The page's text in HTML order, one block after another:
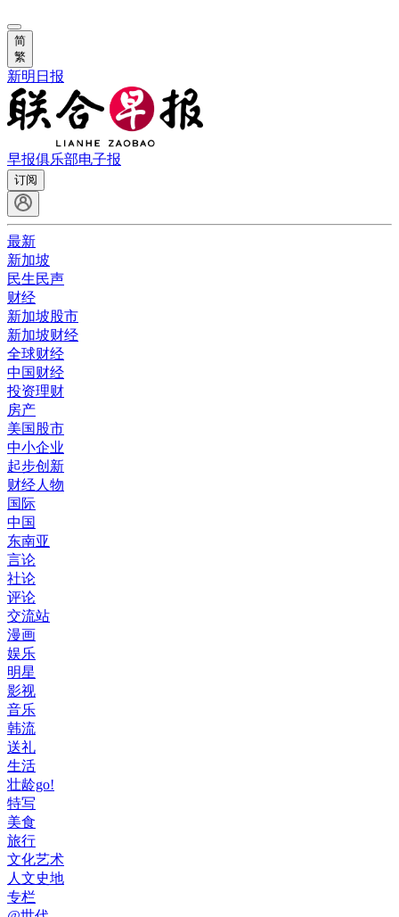
简
繁
新明日报
早报俱乐部电子报
订阅
最新
新加坡
民生民声
财经
新加坡股市
新加坡财经
全球财经
中国财经
投资理财
房产
美国股市
中小企业
起步创新
财经人物
国际
中国
东南亚
言论
社论
评论
交流站
漫画
娱乐
明星
影视
音乐
韩流
送礼
生活
壮龄go!
特写
美食
旅行
文化艺术
人文史地
专栏